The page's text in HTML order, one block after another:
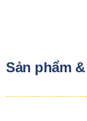
Sản phẩm